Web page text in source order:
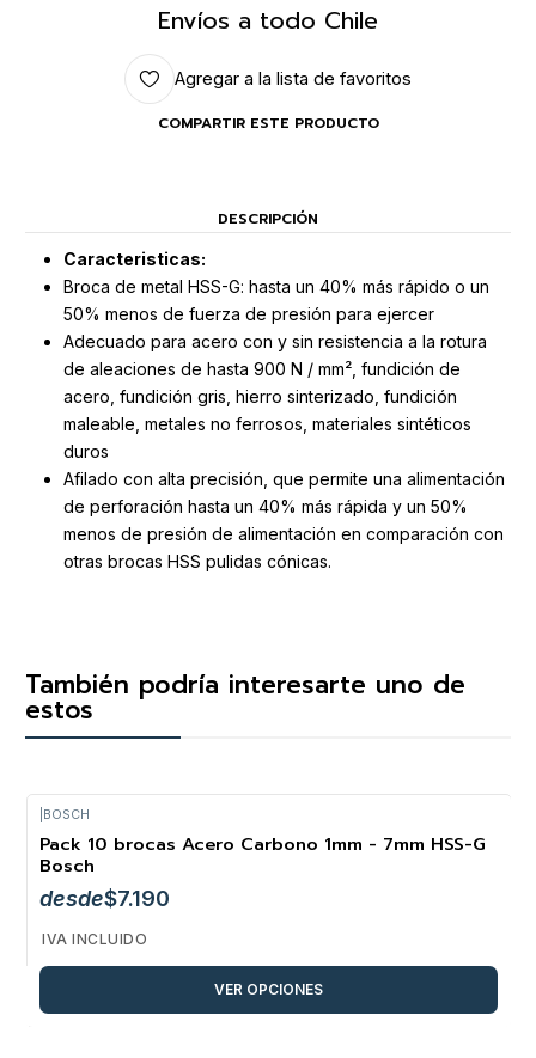
Envíos a todo Chile
Agregar a la lista de favoritos
COMPARTIR ESTE PRODUCTO
DESCRIPCIÓN
Caracteristicas:
Broca de metal HSS-G: hasta un 40% más rápido o un
50% menos de fuerza de presión para ejercer
Adecuado para acero con y sin resistencia a la rotura
de aleaciones de hasta 900 N / mm², fundición de
acero, fundición gris, hierro sinterizado, fundición
maleable, metales no ferrosos, materiales sintéticos
duros
Afilado con alta precisión, que permite una alimentación
de perforación hasta un 40% más rápida y un 50%
menos de presión de alimentación en comparación con
otras brocas HSS pulidas cónicas.
También podría interesarte uno de
estos
BOSCH
Pack 10 brocas Acero Carbono 1mm - 7mm HSS-G
Bosch
desde$7.190
IVA INCLUIDO
VER OPCIONES